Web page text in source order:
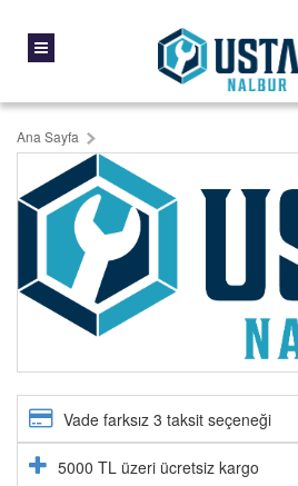
Ana Sayfa
Vade farksız 3 taksit seçeneği
5000 TL üzeri ücretsiz kargo